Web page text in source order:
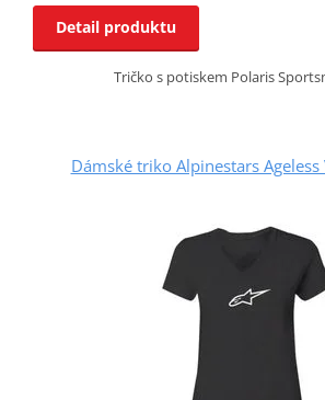
Detail produktu
Tričko s potiskem Polaris
Dámské triko Alpinestars Ageless